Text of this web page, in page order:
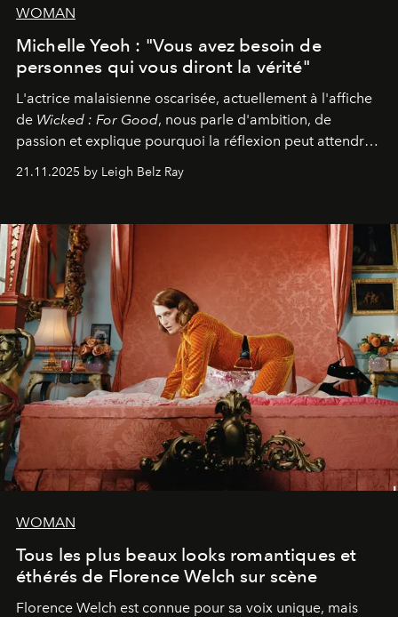
WOMAN
Michelle Yeoh : "Vous avez besoin de
personnes qui vous diront la vérité"
L'actrice malaisienne oscarisée, actuellement à l'affiche
de Wicked : For Good, nous parle d'ambition, de
passion et explique pourquoi la réflexion peut attendre.
personnage qui dit : 'C'est mon désir, mon ambition, ma
21.11.2025 by Leigh Belz Ray
WOMAN
Tous les plus beaux looks romantiques et
éthérés de Florence Welch sur scène
Florence Welch est connue pour sa voix unique, mais